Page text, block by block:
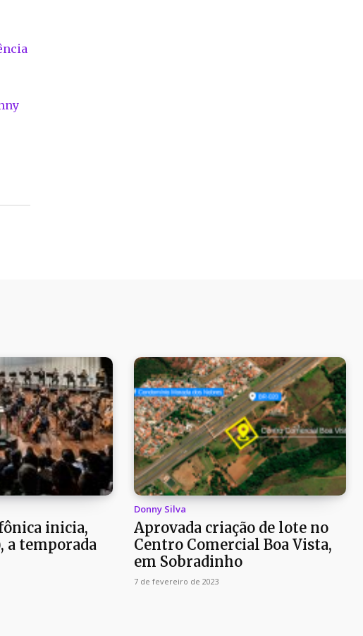
inicia,
a temporada
Donny Silva
Aprovada criação de lote no
Centro Comercial Boa Vista,
em Sobradinho
7 de fevereiro de 2023